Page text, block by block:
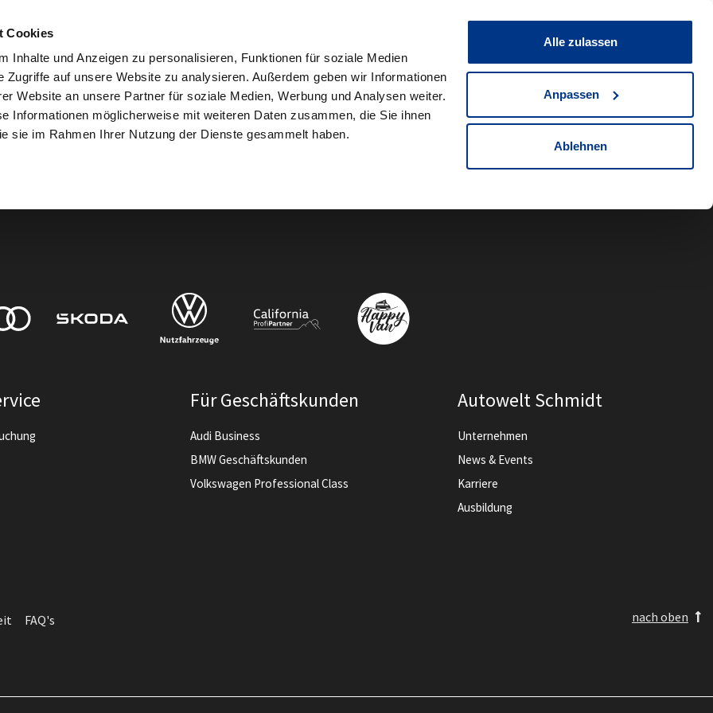
Cookies
Inhalte und Anzeigen zu personalisieren, Funktionen für soziale Medien
Zugriffe auf unsere Website zu analysieren. Außerdem geben wir Informationen
Website an unsere Partner für soziale Medien, Werbung und Analysen weiter.
Informationen möglicherweise mit weiteren Daten zusammen, die Sie ihnen
sie im Rahmen Ihrer Nutzung der Dienste gesammelt haben.
Alle zulassen
Anpassen
Ablehnen
Fahrzeug teilen Merkliste
Für Geschäftskunden
Audi Business
BMW Geschäftskunden
Volkswagen Professional Class
Autowelt Schmidt
Unternehmen
News & Events
Karriere
Ausbildung
FAQ's nach oben